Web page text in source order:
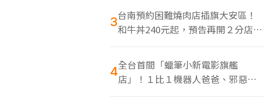
3台南預約困難燒肉店插旗大安區！
和牛丼240元起，預告再開２分店、
地點曝光
4全台首間「蠟筆小新電影旗艦
店」！１比１機器人爸爸、邪惡正
男，百款周邊買翻